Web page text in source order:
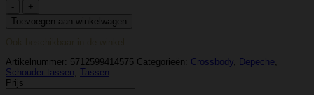
Handgeweven
Warschau
–
Vintage
Cognac
Toevoegen aan winkelwagen
Artikelnummer: 5712599414575 Categorieën: Crossbody, Depeche,
Schouder tassen, Tassen
Prijs